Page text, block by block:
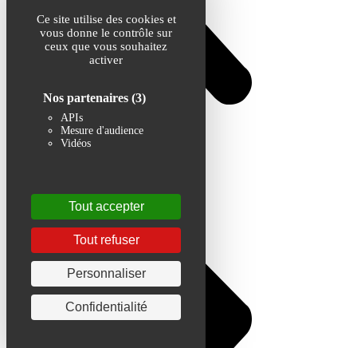
Ce site utilise des cookies et
vous donne le contrôle sur
ceux que vous souhaitez
activer
Nos partenaires (3)
APIs
Mesure d'audience
Vidéos
Tout accepter
Tout refuser
Personnaliser
Confidentialité